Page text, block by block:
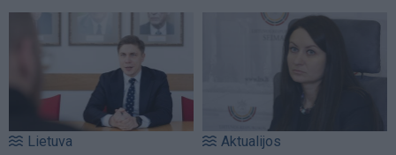
Lietuva Aktualijos